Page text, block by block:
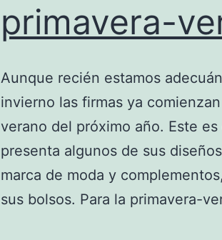
primavera-
Aunque recién estamos
invierno las firmas ya
verano del próximo año. Este
presenta algunos de sus
marca de moda y
sus bolsos. Para la primavera-